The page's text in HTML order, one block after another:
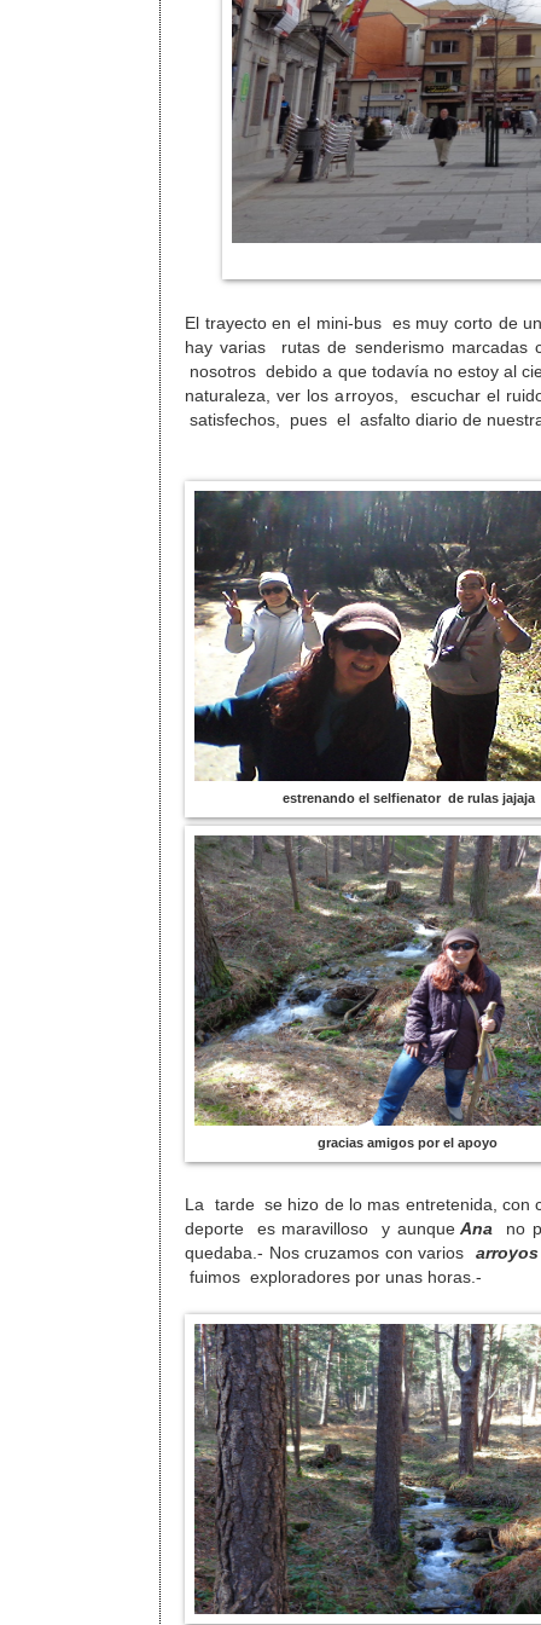
El trayecto en el mini-bus es muy corto de
hay varias rutas de senderismo
nosotros debido a que todavía no estoy al
naturaleza, ver los arroyos, escuchar el
satisfechos, pues el asfalto diario de
estrenando el selfienator de rulas jajaja
gracias amigos por el apoyo
La tarde se hizo de lo mas entretenida,
deporte es maravilloso y aunqueAna no
quedaba.- Nos cruzamos con varios
fuimos exploradores por unas horas.-